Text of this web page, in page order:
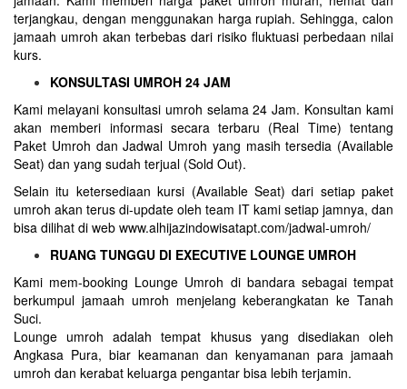
terjangkau, dengan menggunakan harga rupiah. Sehingga, calon
jamaah umroh akan terbebas dari risiko fluktuasi perbedaan nilai
kurs.
KONSULTASI UMROH 24 JAM
Kami melayani konsultasi umroh selama 24 Jam. Konsultan kami
akan memberi informasi secara terbaru (Real Time) tentang
Paket Umroh dan Jadwal Umroh yang masih tersedia (Available
Seat) dan yang sudah terjual (Sold Out).
Selain itu ketersediaan kursi (Available Seat) dari setiap paket
umroh akan terus di-update oleh team IT kami setiap jamnya, dan
bisa dilihat di web www.alhijazindowisatapt.com/jadwal-umroh/
RUANG TUNGGU DI EXECUTIVE LOUNGE UMROH
Kami mem-booking Lounge Umroh di bandara sebagai tempat
berkumpul jamaah umroh menjelang keberangkatan ke Tanah
Suci.
Lounge umroh adalah tempat khusus yang disediakan oleh
Angkasa Pura, biar keamanan dan kenyamanan para jamaah
umroh dan kerabat keluarga pengantar bisa lebih terjamin.